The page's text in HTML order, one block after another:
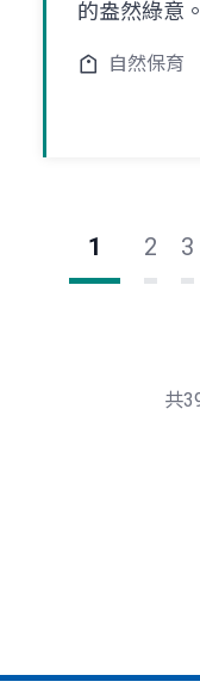
的盎然綠意。
自然保育
1 2 3
共